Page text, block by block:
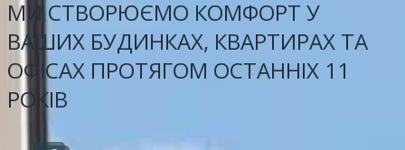
МИ СТВОРЮЄМО КОМФОРТ У
ВАШИХ БУДИНКАХ, КВАРТИРАХ ТА
ОФІСАХ ПРОТЯГОМ ОСТАННІХ 11
РОКІВ